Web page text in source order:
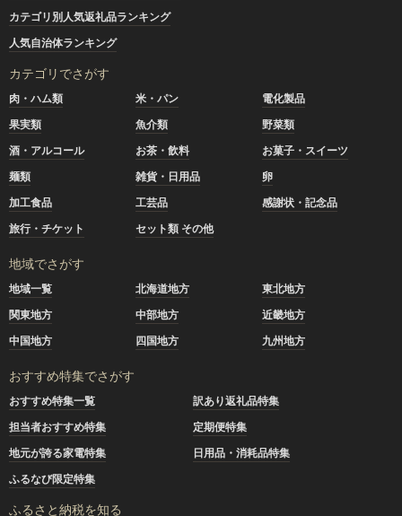
カテゴリ別人気返礼品ランキング
人気自治体ランキング
カテゴリでさがす
肉・ハム類 米・パン
電化製品
果実類
魚介類
野菜類
酒・アルコール
お茶・飲料
お菓子・スイーツ
麺類
雑貨・日用品
卵
加工食品
工芸品
感謝状・記念品
旅行・チケット
セット類 その他
地域でさがす
地域一覧 北海道地方
東北地方
関東地方
中部地方
近畿地方
中国地方
四国地方 九州地方
おすすめ特集でさがす
おすすめ特集一覧
訳あり返礼品特集
担当者おすすめ特集
定期便特集
地元が誇る家電特集
日用品・消耗品特集
ふるなび限定特集
ふるさと納税を知る